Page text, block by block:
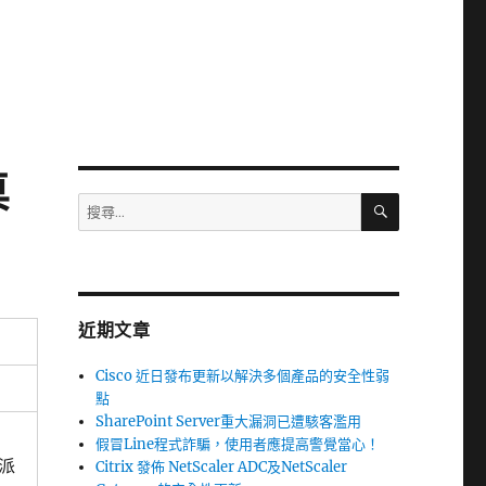
搜
尋
字:
搜
近期文章
Cisco 近日發布更新以解決多個產品的安全性弱
點
SharePoint Server重大漏洞已遭駭客濫用
假冒Line程式詐騙，使用者應提高警覺當心！
Citrix 發佈 NetScaler ADC及NetScaler